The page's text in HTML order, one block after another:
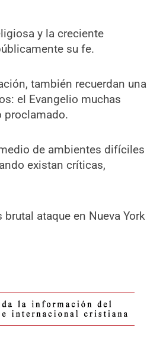
y la creciente
su fe.
también recuerdan una
el Evangelio muchas
proclamado.
de ambientes difíciles
existan críticas,
ataque en Nueva York